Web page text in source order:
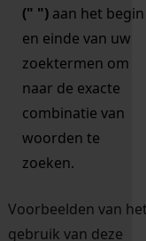
(" ") aan het begin
en einde van uw
zoektermen om
naar de exacte
combinatie van
woorden te
zoeken.
Voorbeelden van
gebruik van deze